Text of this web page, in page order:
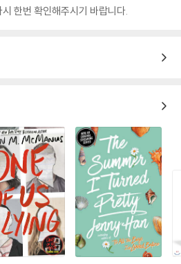
한번 확인해주시기 바랍니다.